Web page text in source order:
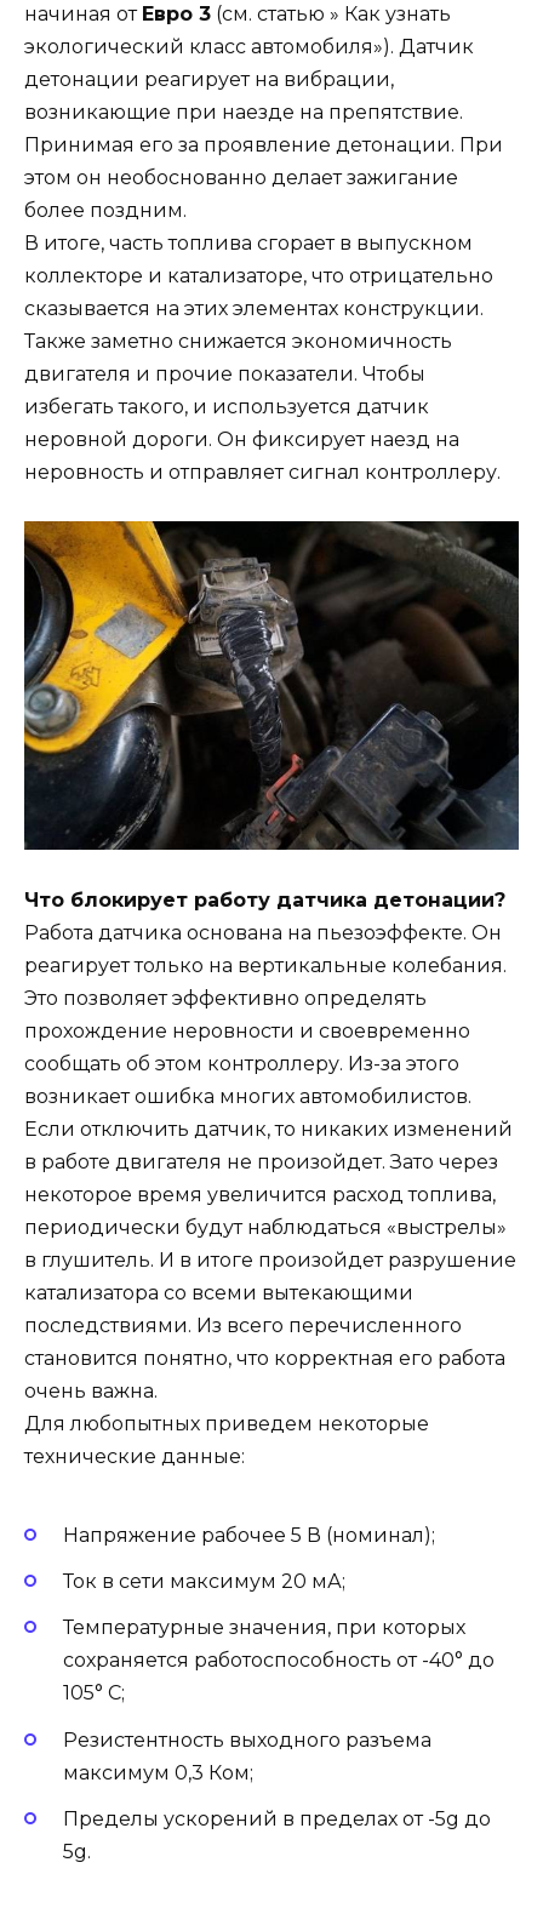
начиная от Евро 3 (см. статью » Как узнать
экологический класс автомобиля»). Датчик
детонации реагирует на вибрации,
возникающие при наезде на препятствие.
Принимая его за проявление детонации. При
этом он необоснованно делает зажигание
более поздним.
В итоге, часть топлива сгорает в выпускном
коллекторе и катализаторе, что отрицательно
сказывается на этих элементах конструкции.
Также заметно снижается экономичность
двигателя и прочие показатели. Чтобы
избегать такого, и используется датчик
неровной дороги. Он фиксирует наезд на
неровность и отправляет сигнал контроллеру.
Что блокирует работу датчика детонации?
Работа датчика основана на пьезоэффекте. Он
реагирует только на вертикальные колебания.
Это позволяет эффективно определять
прохождение неровности и своевременно
сообщать об этом контроллеру. Из-за этого
возникает ошибка многих автомобилистов.
Если отключить датчик, то никаких изменений
в работе двигателя не произойдет. Зато через
некоторое время увеличится расход топлива,
периодически будут наблюдаться «выстрелы»
в глушитель. И в итоге произойдет разрушение
катализатора со всеми вытекающими
последствиями. Из всего перечисленного
становится понятно, что корректная его работа
очень важна.
Для любопытных приведем некоторые
технические данные:
Напряжение рабочее 5 В (номинал);
Ток в сети максимум 20 мА;
Температурные значения, при которых
сохраняется работоспособность от -40° до
105° C;
Резистентность выходного разъема
максимум 0,3 Ком;
Пределы ускорений в пределах от -5g до
5g.